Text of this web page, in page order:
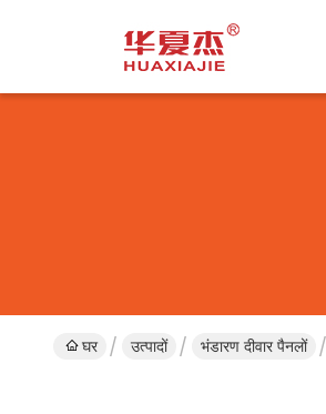
घर उत्पादों भंडारण दीवार पैनलों